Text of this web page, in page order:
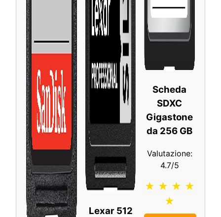
Lexar 512
Scheda
SDXC
Gigastone
da 256 GB
Valutazione:
4.7/5
★ ★ ★ ★
★